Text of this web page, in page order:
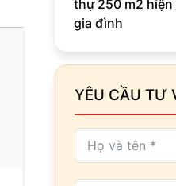
thự 250 m2
gia đình
YÊU CẦU TƯ